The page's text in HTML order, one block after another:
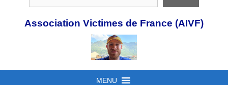
Association Victimes de France (AIVF)
MENU